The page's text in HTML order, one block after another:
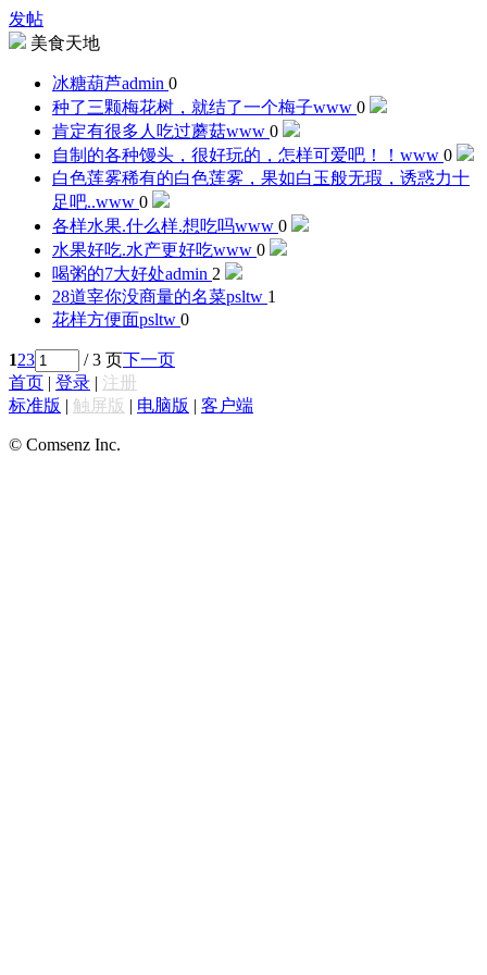
发帖
美食天地
冰糖葫芦admin 0
种了三颗梅花树，就结了一个梅子www 0
肯定有很多人吃过蘑菇www 0
自制的各种馒头，很好玩的，怎样可爱吧！！ www 0
白色莲雾稀有的白色莲雾，果如白玉般无瑕，诱惑力十
足吧..www 0
各样水果.什么样.想吃吗www 0
水果好吃.水产更好吃www 0
喝粥的7大好处admin 2
28道宰你没商量的名菜psltw 1
花样方便面psltw 0
123 / 3 页下一页
首页 | 登录 | 注册
标准版 | 触屏版 | 电脑版 | 客户端
© Comsenz Inc.